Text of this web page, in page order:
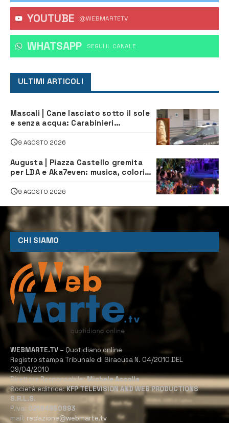
YOUTUBE @WEBMARTETV
WHATSAPP ‎SEGUI IL CANALE
ULTIMI ARTICOLI
Mascali | Cane lasciato sotto il sole
e senza acqua: Carabinieri
9 AGOSTO 2026
Augusta | Piazza Castello gremita
per LDA e Aka7even: musica, colori
9 AGOSTO 2026
CHI SIAMO
WEBMARTE.TV – Quotidiano online
Registro stampa Tribunale di Siracusa N. 04/2010 DEL
09/04/2010
Direttore Responsabile:Michele Accolla
Società editrice:KFP TELEVISION AND WEB PRODUCTIONS
S.R.L.S.
P.Iva: 02184950893
mail: redazione@webmarte.tv